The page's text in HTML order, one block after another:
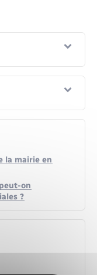
la mairie en
on
?